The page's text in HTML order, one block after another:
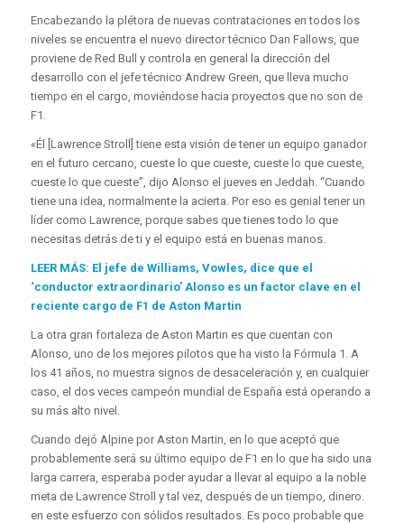
Encabezando la plétora de nuevas contrataciones en todos los
niveles se encuentra el nuevo director técnico Dan Fallows, que
proviene de Red Bull y controla en general la dirección del
desarrollo con el jefe técnico Andrew Green, que lleva mucho
tiempo en el cargo, moviéndose hacia proyectos que no son de
F1.
«Él [Lawrence Stroll] tiene esta visión de tener un equipo ganador
en el futuro cercano, cueste lo que cueste, cueste lo que cueste,
cueste lo que cueste”, dijo Alonso el jueves en Jeddah. “Cuando
tiene una idea, normalmente la acierta. Por eso es genial tener un
líder como Lawrence, porque sabes que tienes todo lo que
necesitas detrás de ti y el equipo está en buenas manos.
LEER MÁS: El jefe de Williams, Vowles, dice que el
‘conductor extraordinario’ Alonso es un factor clave en el
reciente cargo de F1 de Aston Martin
La otra gran fortaleza de Aston Martin es que cuentan con
Alonso, uno de los mejores pilotos que ha visto la Fórmula 1. A
los 41 años, no muestra signos de desaceleración y, en cualquier
caso, el dos veces campeón mundial de España está operando a
su más alto nivel.
Cuando dejó Alpine por Aston Martin, en lo que aceptó que
probablemente será su último equipo de F1 en lo que ha sido una
larga carrera, esperaba poder ayudar a llevar al equipo a la noble
meta de Lawrence Stroll y tal vez, después de un tiempo, dinero.
en este esfuerzo con sólidos resultados. Es poco probable que